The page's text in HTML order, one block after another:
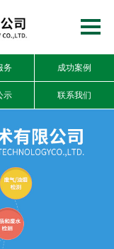
务 成功案例
示 联系我们